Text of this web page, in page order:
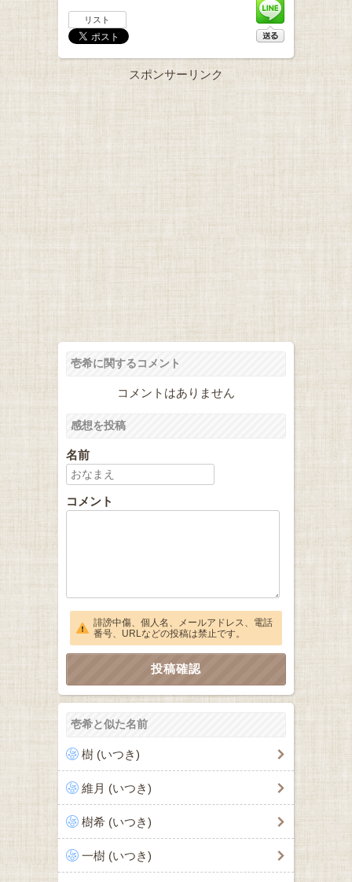
リスト
スポンサーリンク
壱希に関するコメント
コメントはありません
感想を投稿
名前
コメント
誹謗中傷、個人名、メールアドレス、電話
番号、URLなどの投稿は禁止です。
壱希と似た名前
樹 (いつき)
維月 (いつき)
樹希 (いつき)
一樹 (いつき)